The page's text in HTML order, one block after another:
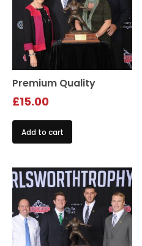
Premium Quality
£15.00
Add to cart